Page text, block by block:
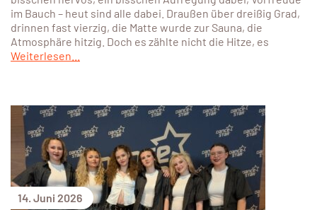
im Bauch – heut sind alle dabei. Draußen über dreißig Grad,
drinnen fast vierzig, die Matte wurde zur Sauna, die
Atmosphäre hitzig. Doch es zählte nicht die Hitze, es
Weiterlesen...
14. Juni 2026